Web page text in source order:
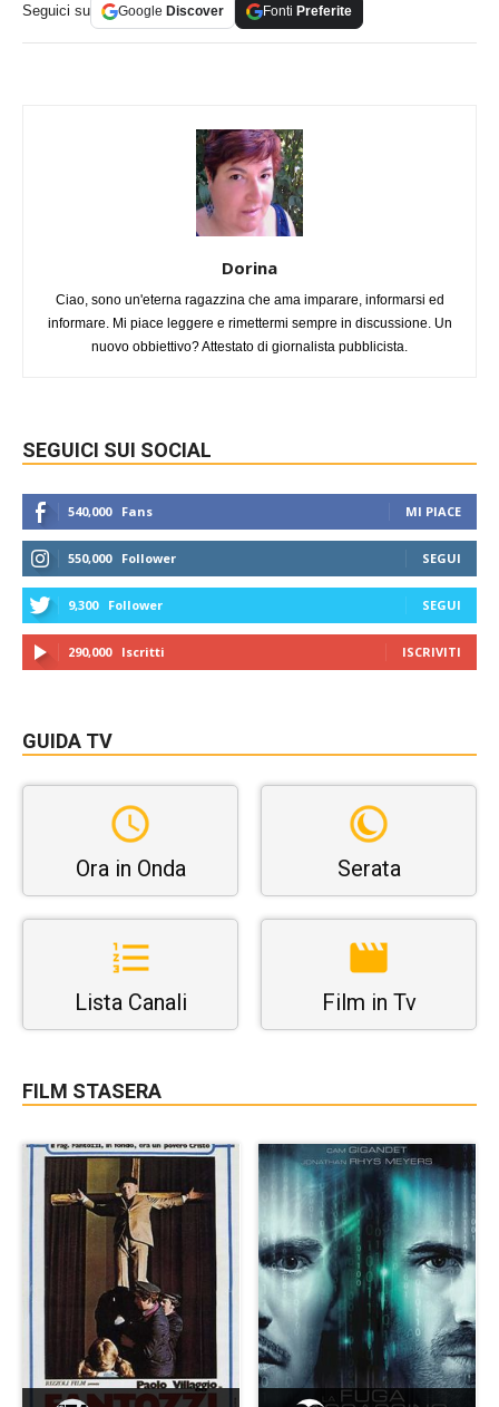
Seguici su Google Discover Fonti Preferite
Dorina
Ciao, sono un'eterna ragazzina che ama imparare, informarsi ed
informare. Mi piace leggere e rimettermi sempre in discussione. Un
nuovo obbiettivo? Attestato di giornalista pubblicista.
SEGUICI SUI SOCIAL
540,000 Fans MI PIACE
550,000 Follower SEGUI
9,300 Follower SEGUI
290,000 Iscritti ISCRIVITI
GUIDA TV
Ora in Onda Serata
Lista Canali Film in Tv
FILM STASERA